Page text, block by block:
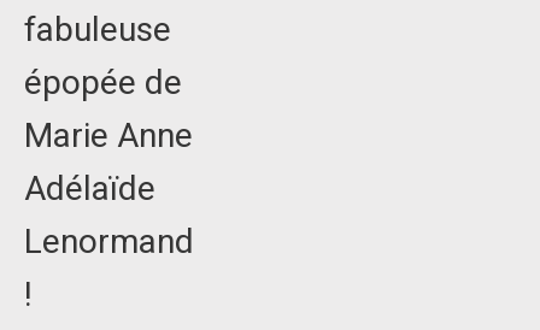
fabuleuse
épopée de
Marie Anne
Adélaïde
Lenormand
!